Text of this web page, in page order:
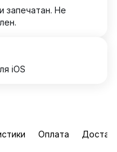
запечатан. Не
iOS
Оплата